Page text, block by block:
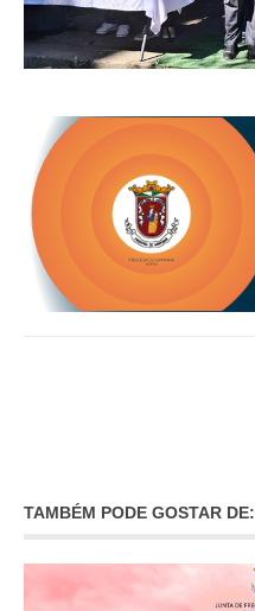
SERVIÇOS
SECRETARIA
CEMITÉRIO
RECENSEAMENTO ELEITORAL
ATESTADOS
VENDA AMBULANTE
TAMBÉM PODE GOSTAR DE: